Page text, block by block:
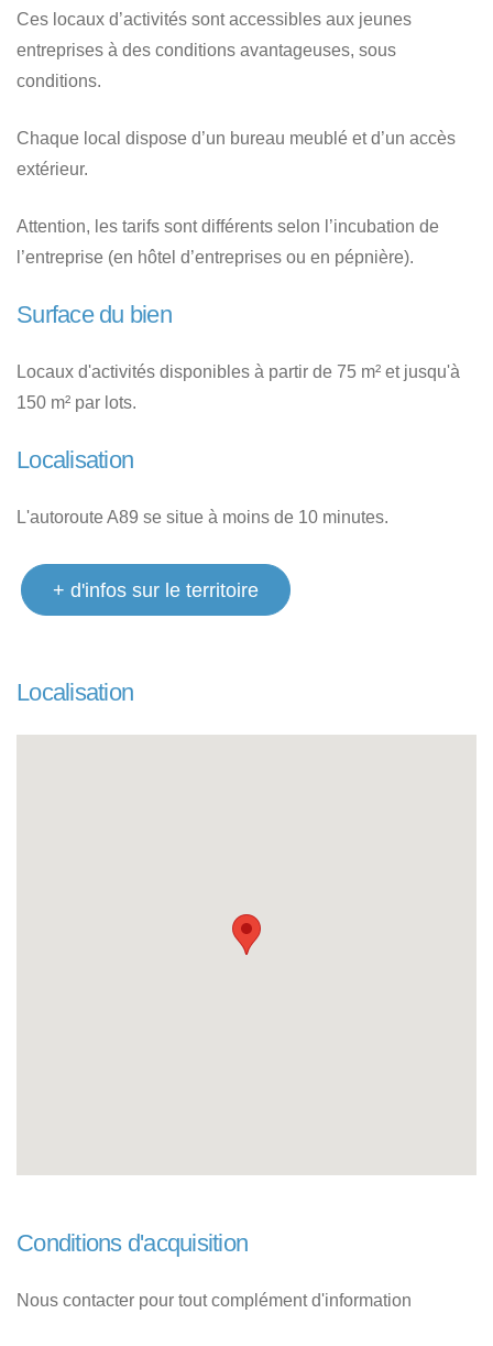
Ces locaux d’activités sont accessibles aux jeunes
entreprises à des conditions avantageuses, sous
conditions.
Chaque local dispose d’un bureau meublé et d’un accès
extérieur.
Attention, les tarifs sont différents selon l’incubation de
l’entreprise (en hôtel d’entreprises ou en pépnière).
Surface du bien
Locaux d'activités disponibles à partir de 75 m² et jusqu'à
150 m² par lots.
Localisation
L'autoroute A89 se situe à moins de 10 minutes.
+ d'infos sur le territoire
Localisation
Conditions d'acquisition
Nous contacter pour tout complément d'information